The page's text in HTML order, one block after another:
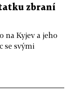
zbraní
na Kyjev a jeho
se svými